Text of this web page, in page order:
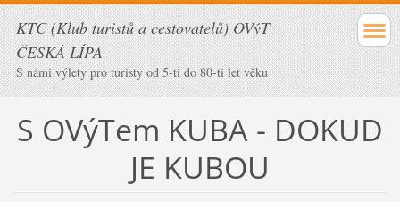
KTC (Klub turistů a cestovatelů) OVýT
ČESKÁ LÍPA
S námi výlety pro turisty od 5-ti do 80-ti let věku
S OVýTem KUBA - DOKUD
JE KUBOU